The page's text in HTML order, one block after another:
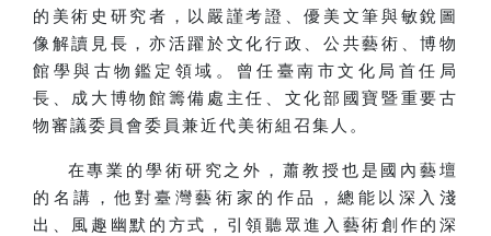
的美術史研究者，以嚴謹考證、優美文筆與敏銳圖
像解讀見長，亦活躍於文化行政、公共藝術、博物
館學與古物鑑定領域。曾任臺南市文化局首任局
長、成大博物館籌備處主任、文化部國寶暨重要古
物審議委員會委員兼近代美術組召集人。
在專業的學術研究之外，蕭教授也是國內藝壇
的名講，他對臺灣藝術家的作品，總能以深入淺
出、風趣幽默的方式，引領聽眾進入藝術創作的深